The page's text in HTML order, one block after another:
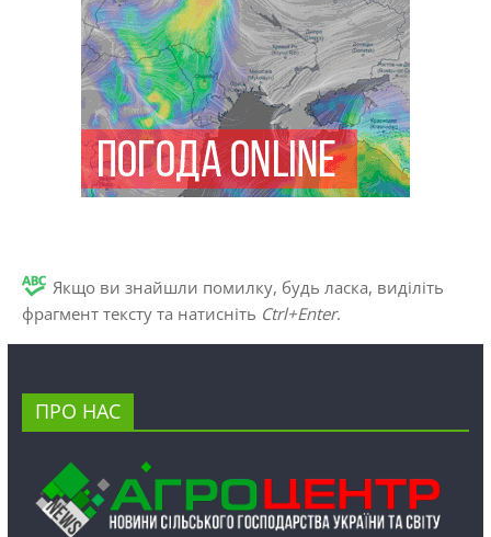
Якщо ви знайшли помилку, будь ласка, виділіть
фрагмент тексту та натисніть Ctrl+Enter.
ПРО НАС